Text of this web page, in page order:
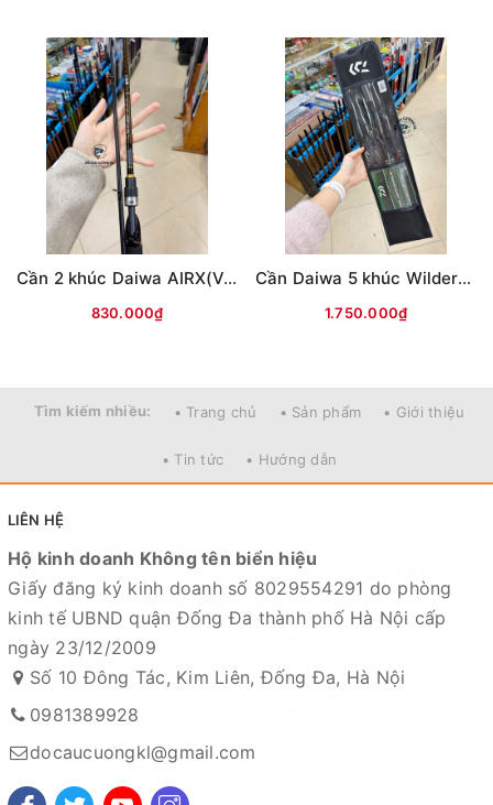
Cần 2 khúc Daiwa AIRX(Vân chéo nâu)
830.000₫
Cần Daiwa 5 khúc Wilderness X 23(WD)
1.750.000₫
Tìm kiếm nhiều: • Trang chủ • Sản phẩm • Giới thiệu
• Tin tức • Hướng dẫn
LIÊN HỆ
Hộ kinh doanh Không tên biển hiệu
Giấy đăng ký kinh doanh số 8029554291 do phòng
kinh tế UBND quận Đống Đa thành phố Hà Nội cấp
ngày 23/12/2009
Số 10 Đông Tác, Kim Liên, Đống Đa, Hà Nội
0981389928
docaucuongkl@gmail.com